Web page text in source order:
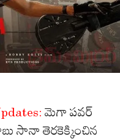
మెగా పవర్
సానా తెరకెక్కించిన